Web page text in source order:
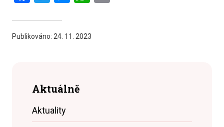
Publikováno: 24. 11. 2023
Aktuálně
Aktuality